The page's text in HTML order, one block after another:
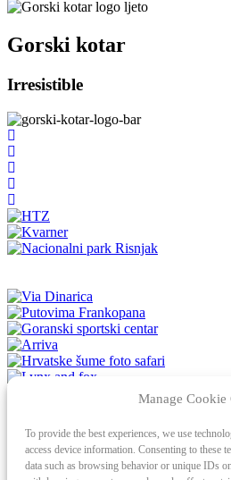
Manage Cookie
To provide the best experiences, we use
access device information. Consenting to these
data such as browsing behavior or unique IDs
Gorski kotar
Irresistible